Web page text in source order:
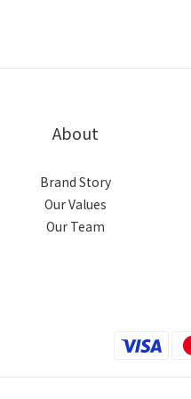
About
Brand Story
Our Values
Our Team